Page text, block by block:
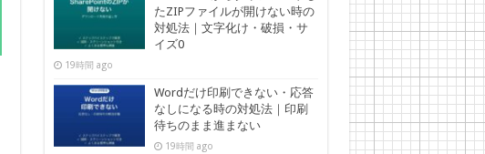
たZIPファイルが開けない時の
対処法｜文字化け・破損・サ
イズ0
19時間 ago
Wordだけ印刷できない・応答
なしになる時の対処法｜印刷
待ちのまま進まない
19時間 ago